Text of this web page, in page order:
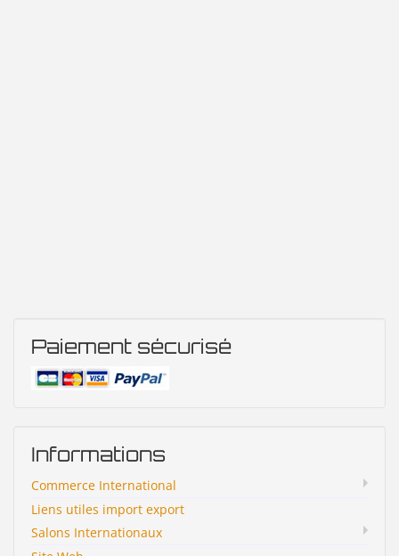
Paiement sécurisé
Informations
Commerce International
Liens utiles import export
Salons Internationaux